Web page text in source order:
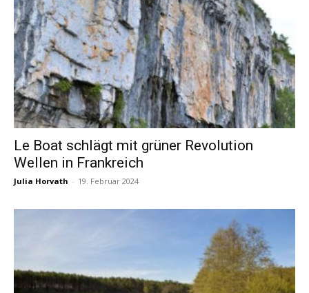
Le Boat schlägt mit grüner Revolution
Wellen in Frankreich
Julia Horvath - 19. Februar 2024